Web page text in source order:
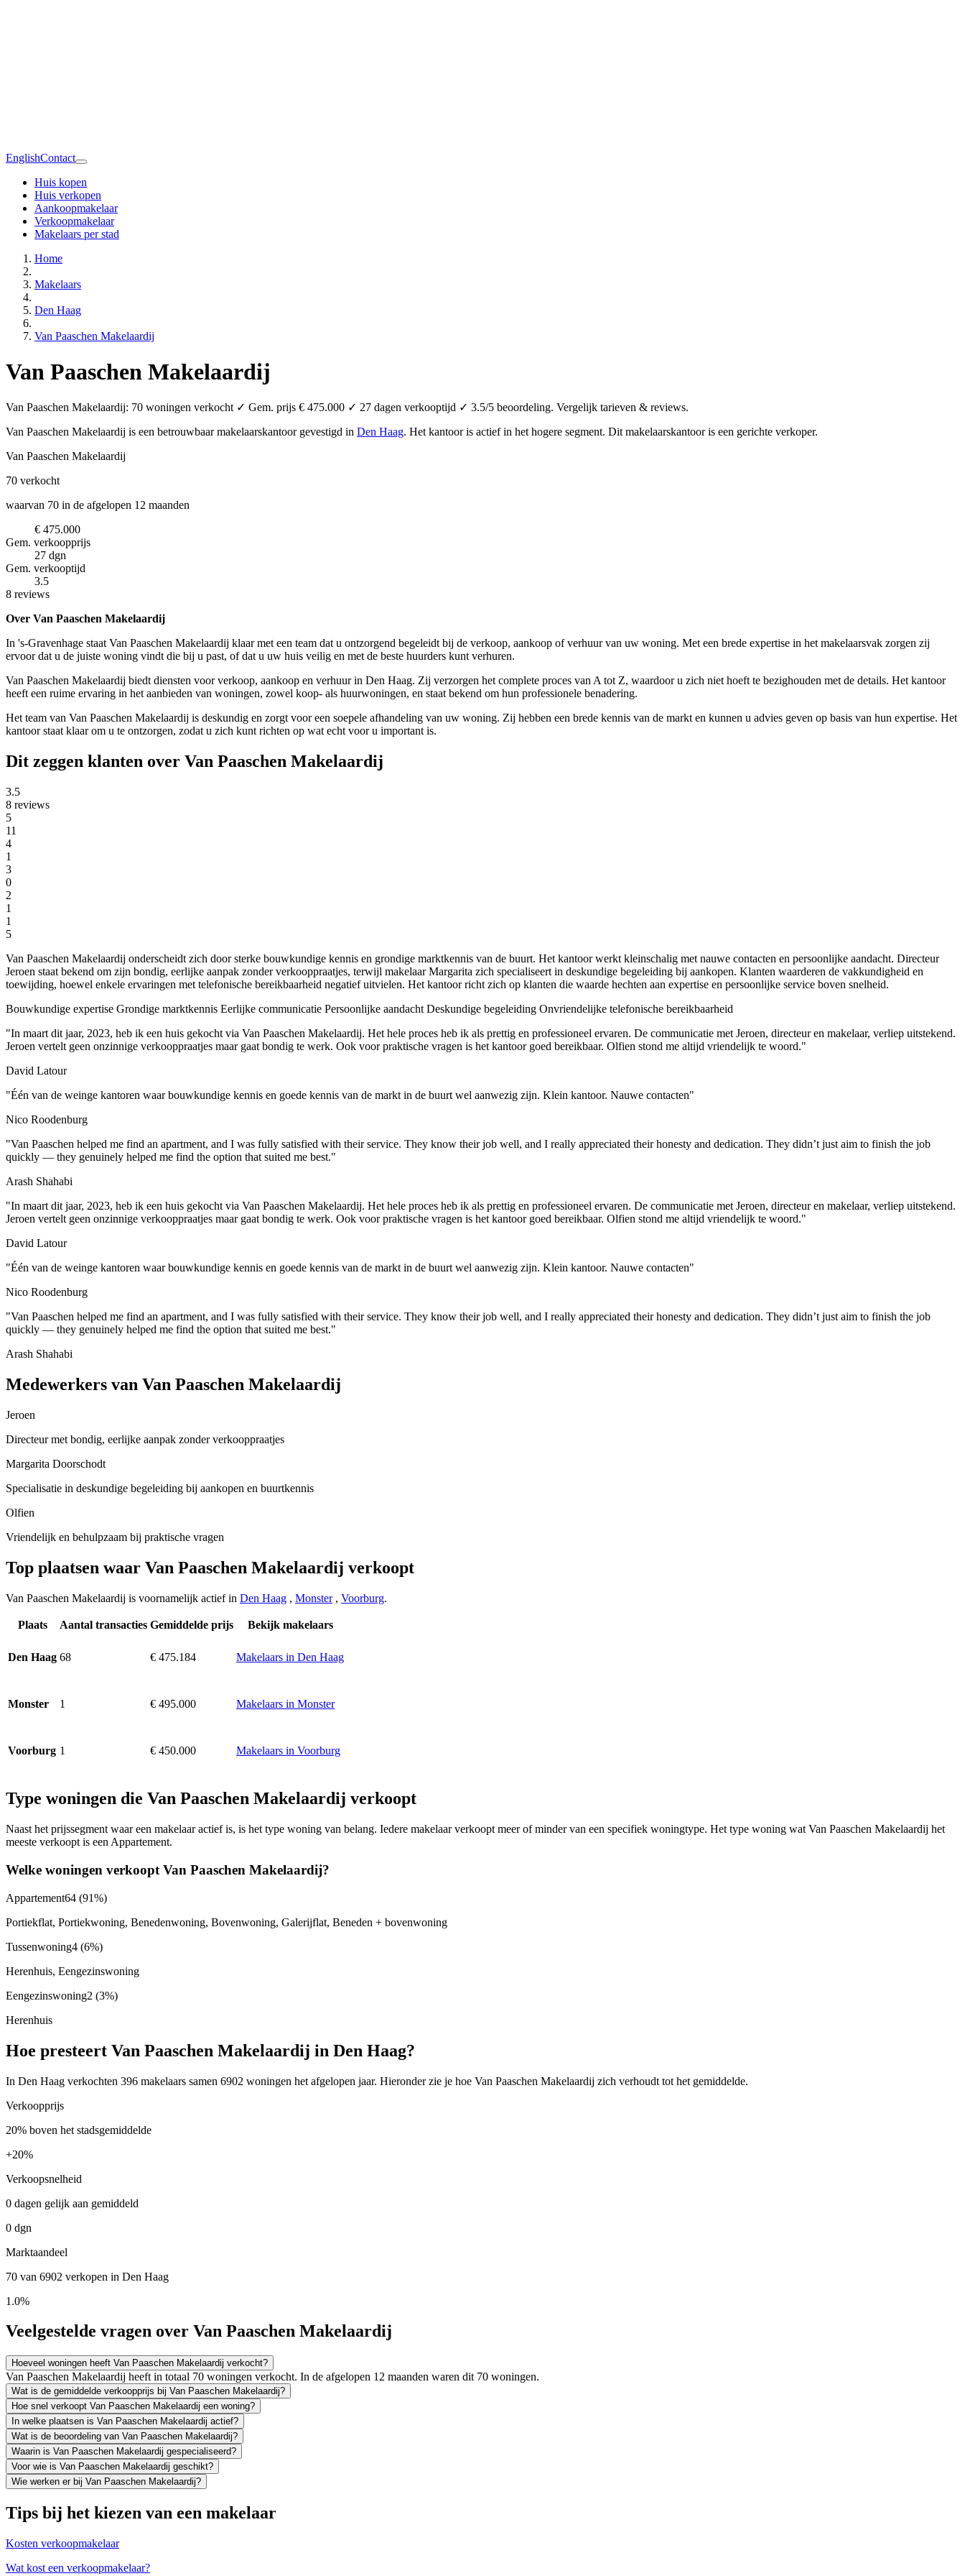
EnglishContact
Huis kopen
Huis verkopen
Aankoopmakelaar
Verkoopmakelaar
Makelaars per stad
Home
Makelaars
Den Haag
Van Paaschen Makelaardij
Van Paaschen Makelaardij
Van Paaschen Makelaardij: 70 woningen verkocht ✓ Gem. prijs € 475.000 ✓ 27 dagen verkooptijd ✓ 3.5/5 beoordeling. Vergelijk tarieven & reviews.
Van Paaschen Makelaardij is een betrouwbaar makelaarskantoor gevestigd in Den Haag. Het kantoor is actief in het hogere segment. Dit makelaarskantoor is een gerichte verkoper.
Van Paaschen Makelaardij
70 verkocht
waarvan 70 in de afgelopen 12 maanden
€ 475.000
Gem. verkoopprijs
27 dgn
Gem. verkooptijd
3.5
8 reviews
Over Van Paaschen Makelaardij
In 's-Gravenhage staat Van Paaschen Makelaardij klaar met een team dat u ontzorgend begeleidt bij de verkoop, aankoop of verhuur van uw woning. Met een brede expertise in het makelaarsvak zorgen zij
ervoor dat u de juiste woning vindt die bij u past, of dat u uw huis veilig en met de beste huurders kunt verhuren.
Van Paaschen Makelaardij biedt diensten voor verkoop, aankoop en verhuur in Den Haag. Zij verzorgen het complete proces van A tot Z, waardoor u zich niet hoeft te bezighouden met de details. Het kantoor
heeft een ruime ervaring in het aanbieden van woningen, zowel koop- als huurwoningen, en staat bekend om hun professionele benadering.
Het team van Van Paaschen Makelaardij is deskundig en zorgt voor een soepele afhandeling van uw woning. Zij hebben een brede kennis van de markt en kunnen u advies geven op basis van hun expertise. Het
kantoor staat klaar om u te ontzorgen, zodat u zich kunt richten op wat echt voor u important is.
Dit zeggen klanten over Van Paaschen Makelaardij
3.5
8 reviews
5
11
4
1
3
0
2
1
1
5
Van Paaschen Makelaardij onderscheidt zich door sterke bouwkundige kennis en grondige marktkennis van de buurt. Het kantoor werkt kleinschalig met nauwe contacten en persoonlijke aandacht. Directeur
Jeroen staat bekend om zijn bondig, eerlijke aanpak zonder verkooppraatjes, terwijl makelaar Margarita zich specialiseert in deskundige begeleiding bij aankopen. Klanten waarderen de vakkundigheid en
toewijding, hoewel enkele ervaringen met telefonische bereikbaarheid negatief uitvielen. Het kantoor richt zich op klanten die waarde hechten aan expertise en persoonlijke service boven snelheid.
Bouwkundige expertise Grondige marktkennis Eerlijke communicatie Persoonlijke aandacht Deskundige begeleiding Onvriendelijke telefonische bereikbaarheid
"In maart dit jaar, 2023, heb ik een huis gekocht via Van Paaschen Makelaardij. Het hele proces heb ik als prettig en professioneel ervaren. De communicatie met Jeroen, directeur en makelaar, verliep uitstekend.
Jeroen vertelt geen onzinnige verkooppraatjes maar gaat bondig te werk. Ook voor praktische vragen is het kantoor goed bereikbaar. Olfien stond me altijd vriendelijk te woord."
David Latour
"Één van de weinge kantoren waar bouwkundige kennis en goede kennis van de markt in de buurt wel aanwezig zijn. Klein kantoor. Nauwe contacten"
Nico Roodenburg
"Van Paaschen helped me find an apartment, and I was fully satisfied with their service. They know their job well, and I really appreciated their honesty and dedication. They didn’t just aim to finish the job
quickly — they genuinely helped me find the option that suited me best."
Arash Shahabi
"In maart dit jaar, 2023, heb ik een huis gekocht via Van Paaschen Makelaardij. Het hele proces heb ik als prettig en professioneel ervaren. De communicatie met Jeroen, directeur en makelaar, verliep uitstekend.
Jeroen vertelt geen onzinnige verkooppraatjes maar gaat bondig te werk. Ook voor praktische vragen is het kantoor goed bereikbaar. Olfien stond me altijd vriendelijk te woord."
David Latour
"Één van de weinge kantoren waar bouwkundige kennis en goede kennis van de markt in de buurt wel aanwezig zijn. Klein kantoor. Nauwe contacten"
Nico Roodenburg
"Van Paaschen helped me find an apartment, and I was fully satisfied with their service. They know their job well, and I really appreciated their honesty and dedication. They didn’t just aim to finish the job
quickly — they genuinely helped me find the option that suited me best."
Arash Shahabi
Medewerkers van Van Paaschen Makelaardij
Jeroen
Directeur met bondig, eerlijke aanpak zonder verkooppraatjes
Margarita Doorschodt
Specialisatie in deskundige begeleiding bij aankopen en buurtkennis
Olfien
Vriendelijk en behulpzaam bij praktische vragen
Top plaatsen waar Van Paaschen Makelaardij verkoopt
Van Paaschen Makelaardij is voornamelijk actief in Den Haag , Monster, Voorburg.
Plaats Aantal transacties Gemiddelde prijs Bekijk makelaars
Den Haag 68 € 475.184 Makelaars in Den Haag
Monster 1 € 495.000 Makelaars in Monster
Voorburg 1 € 450.000 Makelaars in Voorburg
Type woningen die Van Paaschen Makelaardij verkoopt
Naast het prijssegment waar een makelaar actief is, is het type woning van belang. Iedere makelaar verkoopt meer of minder van een specifiek woningtype. Het type woning wat Van Paaschen Makelaardij het
meeste verkoopt is een Appartement.
Welke woningen verkoopt Van Paaschen Makelaardij?
Appartement64 (91%)
Portiekflat, Portiekwoning, Benedenwoning, Bovenwoning, Galerijflat, Beneden + bovenwoning
Tussenwoning4 (6%)
Herenhuis, Eengezinswoning
Eengezinswoning2 (3%)
Herenhuis
Hoe presteert Van Paaschen Makelaardij in Den Haag?
In Den Haag verkochten 396 makelaars samen 6902 woningen het afgelopen jaar. Hieronder zie je hoe Van Paaschen Makelaardij zich verhoudt tot het gemiddelde.
Verkoopprijs
20% boven het stadsgemiddelde
+20%
Verkoopsnelheid
0 dagen gelijk aan gemiddeld
0 dgn
Marktaandeel
70 van 6902 verkopen in Den Haag
1.0%
Veelgestelde vragen over Van Paaschen Makelaardij
Hoeveel woningen heeft Van Paaschen Makelaardij verkocht?
Van Paaschen Makelaardij heeft in totaal 70 woningen verkocht. In de afgelopen 12 maanden waren dit 70 woningen.
Wat is de gemiddelde verkoopprijs bij Van Paaschen Makelaardij?
Hoe snel verkoopt Van Paaschen Makelaardij een woning?
In welke plaatsen is Van Paaschen Makelaardij actief?
Wat is de beoordeling van Van Paaschen Makelaardij?
Waarin is Van Paaschen Makelaardij gespecialiseerd?
Voor wie is Van Paaschen Makelaardij geschikt?
Wie werken er bij Van Paaschen Makelaardij?
Tips bij het kiezen van een makelaar
Kosten verkoopmakelaar
Wat kost een verkoopmakelaar?